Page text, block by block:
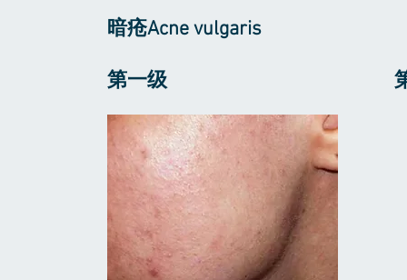
暗疮Acne vulgaris ​
第一级 第二